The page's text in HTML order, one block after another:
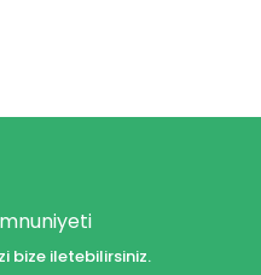
bize iletebilirsiniz.